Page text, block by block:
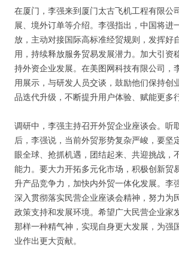
在厦门，李强来到厦门太古飞机工程有限公
展、境外订单等介绍。李强指出，中国将进
放，主动对接国际高标准经贸规则，发挥好
用，持续释放服务贸易发展潜力。加大引资
持外资企业发展。在美图网科技有限公司，
用展示，与研发人员交谈，鼓励他们保持创
品迭代升级，不断提升用户体验、赋能更多
调研中，李强主持召开外贸企业座谈会。听
后，李强说，当前外贸形势复杂严峻，要坚
眼全球、抢抓机遇，团结起来、共迎挑战，
能力。要大力开拓多元化市场，积极创新贸
升产品竞争力，加快内外贸一体化发展。李
深入贯彻落实民营企业座谈会精神，努力为
政策支持和发展环境。希望广大民营企业家
那样一种精气神，实现自身更大发展，为强
业作出更大贡献。